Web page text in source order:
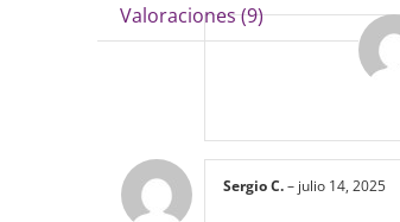
Valoraciones (9)
Sergio C.– julio 14, 2025